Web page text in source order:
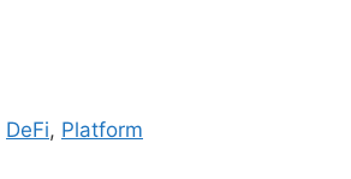
DeFi, Platform